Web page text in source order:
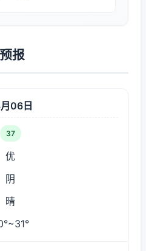
报
06日
37
优
阴
晴